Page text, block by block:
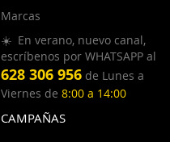
Marcas
☀️ En verano, nuevo canal,
escríbenos por WHATSAPP al
628 306 956 de Lunes a
Viernes de 8:00 a 14:00
CAMPAÑAS